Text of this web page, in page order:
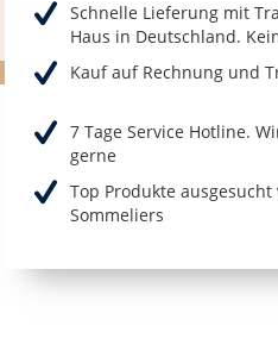
Schnelle Lieferung mit
Haus in Deutschland.
Kauf auf Rechnung und
7 Tage Service Hotline.
gerne
Top Produkte
Sommeliers